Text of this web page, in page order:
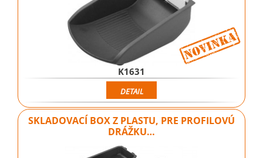
K1631
DETAIL
SKLADOVACÍ BOX Z PLASTU, PRE PROFILOVÚ
DRÁŽKU…